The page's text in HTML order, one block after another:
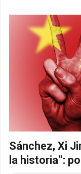
Sánchez, Xi
la historia”: